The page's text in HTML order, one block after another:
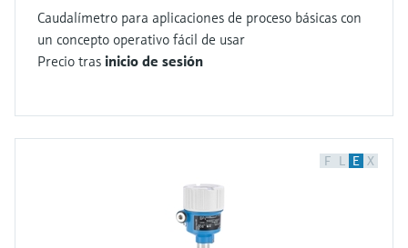
Caudalímetro para aplicaciones de proceso básicas con
un concepto operativo fácil de usar
Precio tras inicio de sesión
F L E X